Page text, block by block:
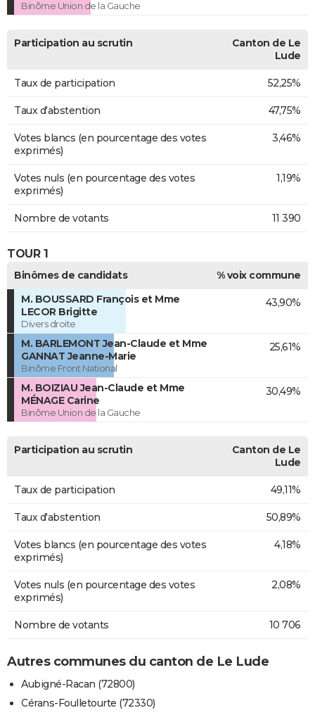
Binôme Union de la Gauche
Participation au scrutin
Canton de Le
Lude
Taux de participation 52,25%
Taux d'abstention 47,75%
Votes blancs (en pourcentage des votes
exprimés)
3,46%
Votes nuls (en pourcentage des votes
exprimés)
1,19%
Nombre de votants 11 390
TOUR 1
Binômes de candidats
% voix commune
M. BOUSSARD François et Mme
LECOR Brigitte
Divers droite
43,90%
M. BARLEMONT Jean-Claude et Mme
GANNAT Jeanne-Marie
Binôme Front National
25,61%
M. BOIZIAU Jean-Claude et Mme
MÉNAGE Carine
Binôme Union de la Gauche
30,49%
Participation au scrutin
Canton de Le
Lude
Taux de participation 49,11%
Taux d'abstention 50,89%
Votes blancs (en pourcentage des votes
exprimés)
4,18%
Votes nuls (en pourcentage des votes
exprimés)
2,08%
Nombre de votants 10 706
Autres communes du canton de Le Lude
Aubigné-Racan (72800)
Cérans-Foulletourte (72330)